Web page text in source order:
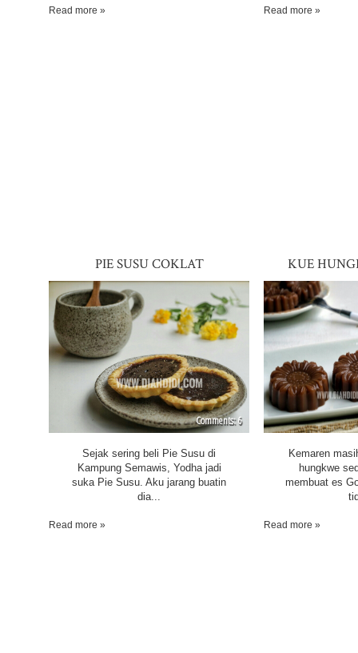
Read more » Read more »
PIE SUSU COKLAT
Sejak sering beli Pie Susu di
Kampung Semawis, Yodha jadi
suka Pie Susu. Aku jarang buatin
dia...
6
Read more »
KUE
Kemaren
hungkwe
membuat es
Read more »